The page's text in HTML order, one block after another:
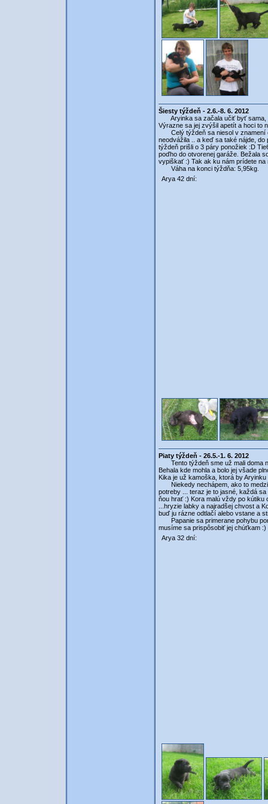
Šiesty týždeň - 2.6.-8. 6. 2012
Aryinka sa začala učiť byť sama,
Výrazne sa jej zvýšil apetít a hoci to
Celý týždeň sa niesol v znamení
neodvážila .. a keď sa také nájde,
týždeň prišli o 3 páry ponožiek :D
poďho do otvorenej garáže. Bežala
vypiškať :) Tak ak ku nám prídete na
Váha na konci týždňa: 5,95kg.
Arya 42 dní:
Piaty týždeň - 26.5.-1. 6. 2012
Tento týždeň sme už mali doma
Behala kde mohla a bolo jej všade
Kika je už kamoška, ktorá by
Niekedy nechápem, ako to medzi
potreby ... teraz je to jasné, každá
ňou hrať :) Kora malú vždy po kútiku
...hryzie labky a najradšej chvost a
buď ju rázne odtlačí alebo vstane a
Papanie sa primerane pohybu
musíme sa prispôsobiť jej chúťkam :)
Arya 32 dní: